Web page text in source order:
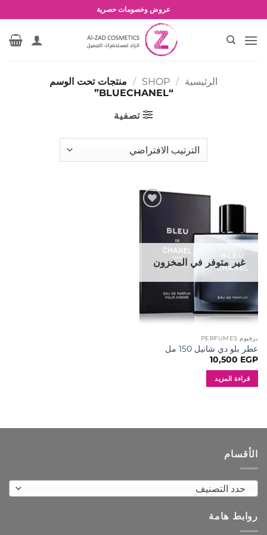
للمحتوى
عروض وخصومات حصرية
الرئيسية /
SHOP
/ منتجات تحت الوسم
“BLUECHANEL”
تصفية
غير متوفر في المخزون
برفيوم PERFUMES
عطر بلو دي شانيل 150 مل
10,500 EGP
قراءة المزيد
الأقسام
حدد التصنيف
روابط هامة